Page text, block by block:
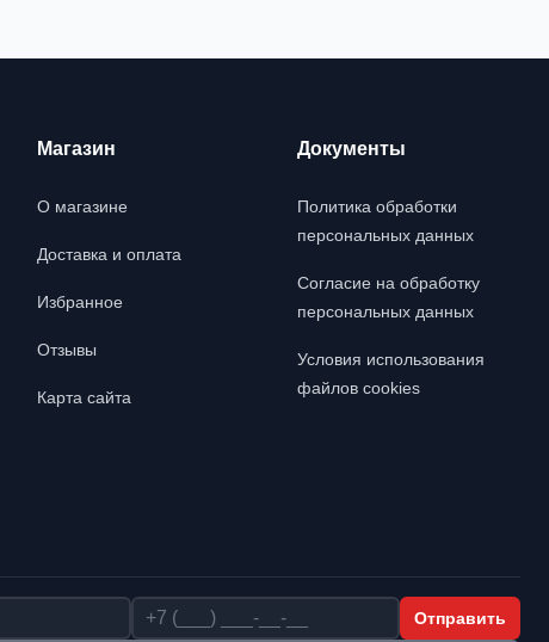
Магазин
О магазине
Доставка и оплата
Избранное
Отзывы
Карта сайта
Документы
Политика обработки
персональных данных
Согласие на обработку
персональных данных
Условия использования
файлов cookies
Телефон Отправить